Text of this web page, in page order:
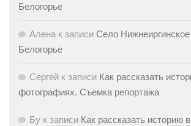
Белогорье
Алена к записи Село
Белогорье
Сергей к записи Как рассказать
фотографиях. Съемка репортажа
Бу к записи Как рассказать историю